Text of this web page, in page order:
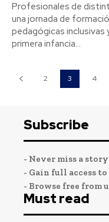
Profesionales de
una jornada de
pedagógicas inclusivas
primera infancia...
2 3 4
Subscribe
- Never miss a
- Gain full access
- Browse free from
Must read